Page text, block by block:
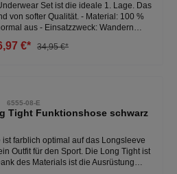
Set ist die ideale 1. Lage. Das
von softer Qualität. - Material: 100 %
aus - Einsatzzweck: Wandern
angenehm - wärmendes Tragegefühl
€* 34,95 €*
6555-08-E
Tight Funktionshose schwarz
farblich optimal auf das Longsleeve
Outfit für den Sport. Die Long Tight ist
des Materials ist die Ausrüstung